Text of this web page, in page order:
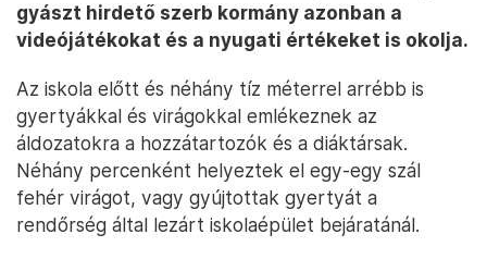
gyászt hirdető szerb kormány azonban a
videójátékokat és a nyugati értékeket is okolja.
Az iskola előtt és néhány tíz méterrel arrébb is
gyertyákkal és virágokkal emlékeznek az
áldozatokra a hozzátartozók és a diáktársak.
Néhány percenként helyeztek el egy-egy szál
fehér virágot, vagy gyújtottak gyertyát a
rendőrség által lezárt iskolaépület bejáratánál.